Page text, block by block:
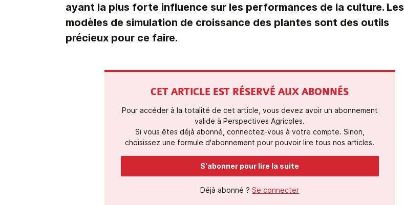
ayant la plus forte influence sur les performances de la culture. Les
modèles de simulation de croissance des plantes sont des outils
précieux pour ce faire.
CET ARTICLE EST RÉSERVÉ AUX ABONNÉS
Pour accéder à la totalité de cet article, vous devez avoir un abonnement
valide à Perspectives Agricoles.
Si vous êtes déjà abonné, connectez-vous à votre compte. Sinon,
choisissez une formule d'abonnement pour pouvoir lire tous nos articles.
S'abonner pour lire la suite
Déjà abonné ? Se connecter